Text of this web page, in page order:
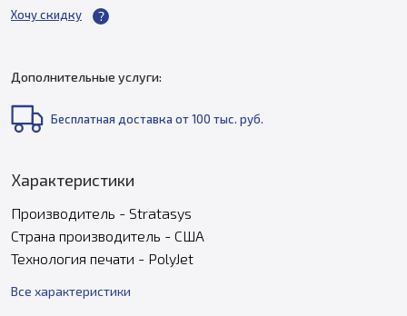
Хочу скидку
Дополнительные услуги:
Бесплатная доставка от 100 тыс. руб.
Характеристики
Производитель - Stratasys
Страна производитель - США
Технология печати - PolyJet
Все характеристики